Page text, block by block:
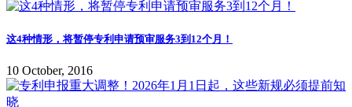
这4种情形，将暂停专利申请预审服务3到12个月！
10 October, 2016